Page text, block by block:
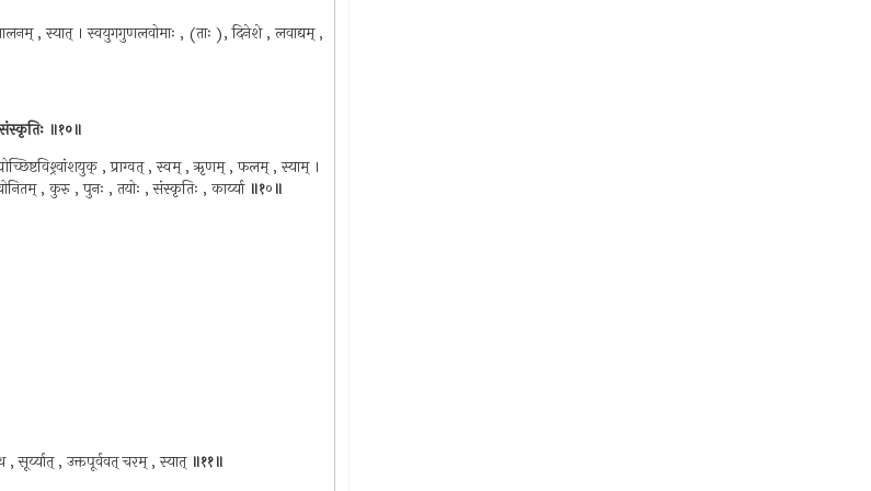
, स्यात् । स्वयुगगुणलवोमाः , (ताः ), दिनेशे , लवाद्यम् ,
संस्कृतिः ॥१०॥
, प्राग्वत् , स्वम् , ऋृणम् , फलम् , स्याम् ।
, कुरु , पुनः , तयोः , संस्कृतिः , कार्य्या ॥१०॥
, सूर्य्यात् , उक्तपूर्ववत् चरम् , स्यात् ॥११॥